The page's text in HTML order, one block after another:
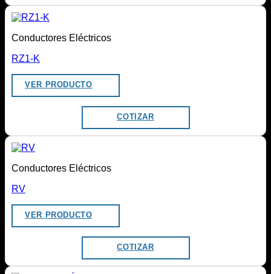
Conductores Eléctricos
RZ1-K
VER PRODUCTO
COTIZAR
Conductores Eléctricos
RV
VER PRODUCTO
COTIZAR